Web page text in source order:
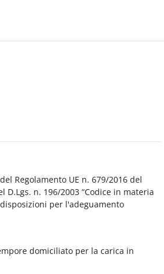
Regolamento UE n. 679/2016 del
D.Lgs. n. 196/2003 “Codice in materia
per l'adeguamento
domiciliato per la carica in